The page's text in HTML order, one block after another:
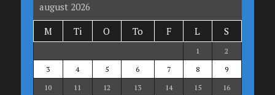
august 2026
M
Ti O To F L S
1
2
3
4 5 6 7 8
9
10
11 12 13 14 15
16